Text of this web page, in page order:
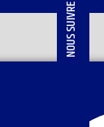
NOUS SUIVRE